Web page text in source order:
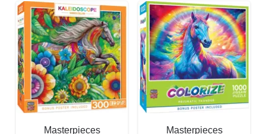
Masterpieces
Masterpieces